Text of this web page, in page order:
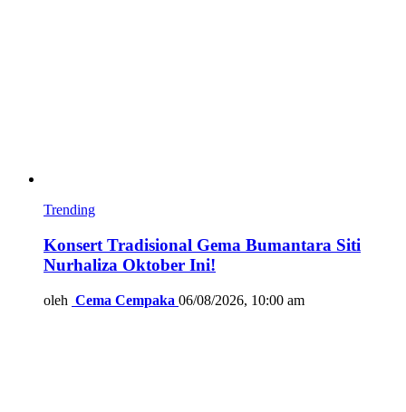
Trending
Konsert Tradisional Gema Bumantara Siti
Nurhaliza Oktober Ini!
oleh Cema Cempaka 06/08/2026, 10:00 am